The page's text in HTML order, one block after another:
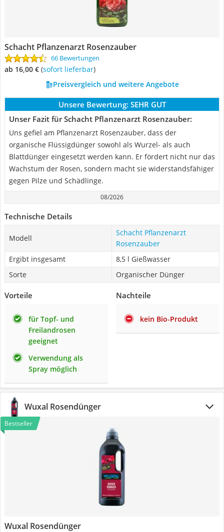
Schacht Pflanzenarzt Rosenzauber
66 Bewertungen
ab 16,00 € ( Sofort lieferbar)
Preisvergleich und weitere Angebote
Unsere Bewertung: SEHR GUT
Unser Fazit für Schacht Pflanzenarzt Rosenzauber:
Uns gefiel am Pflanzenarzt Rosenzauber, dass der
organische Flüssigdünger sowohl als Wurzel- als auch
Blattdünger eingesetzt werden kann. Er fördert nicht nur das
Wachstum der Rosen, sondern macht sie widerstandsfähiger
gegen Pilze und Schädlinge.
08/2026
Technische Details
Modell
Schacht Pflanzenarzt
Rosenzauber
Ergibt insgesamt
8,5 l Gießwasser
Sorte
Organischer Dünger
Vorteile
für Topf- und
Freilandrosen
geeignet
Verwendung als
Spray möglich
Nachteile
kein Bio-Produkt
Wuxal Rosendünger
Bestseller
Wuxal Rosendünger